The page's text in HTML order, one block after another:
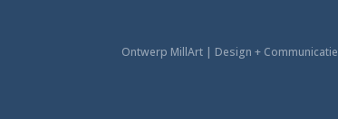
Ontwerp MillArt | Design + Communicatie